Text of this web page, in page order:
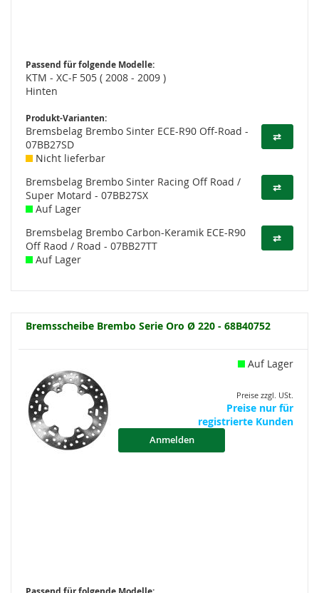
Passend für folgende Modelle:
KTM - XC-F 505 ( 2008 - 2009 )
Hinten
Produkt-Varianten:
⇄
Bremsbelag Brembo Sinter ECE-R90 Off-Road -
07BB27SD
Nicht lieferbar
⇄
Bremsbelag Brembo Sinter Racing Off Road /
Super Motard - 07BB27SX
Auf Lager
⇄
Bremsbelag Brembo Carbon-Keramik ECE-R90
Off Raod / Road - 07BB27TT
Auf Lager
Bremsscheibe Brembo Serie Oro Ø 220 - 68B40752
Auf Lager
Preise zzgl. USt.
Preise nur für
registrierte Kunden
Anmelden